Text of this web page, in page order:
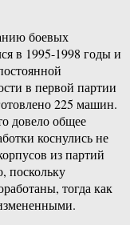
боевых
в 1995-1998 годы и
в первой партии
225 машин.
довело общее
коснулись не
из партий
поскольку
тогда как